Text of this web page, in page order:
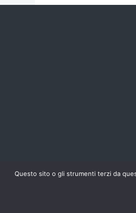
Questo sito o gli strumenti terzi da